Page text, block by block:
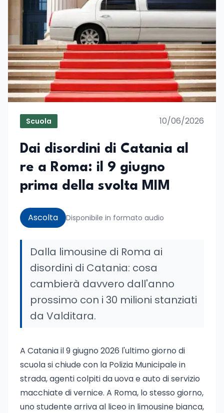
Scuola 10/06/2026
Dai disordini di Catania al
re a Roma: il 9 giugno
prima della svolta MIM
Ascolta Disponibile in formato audio
Dalla limousine di Roma ai
disordini di Catania: cosa
cambierà davvero dall'anno
prossimo con i 30 milioni stanziati
da Valditara.
A Catania il 9 giugno 2026 l'ultimo giorno di
scuola si chiude con la Polizia Municipale in
strada, agenti colpiti da uova e auto di servizio
macchiate di vernice. A Roma, lo stesso giorno,
uno studente arriva al liceo in limousine bianca,